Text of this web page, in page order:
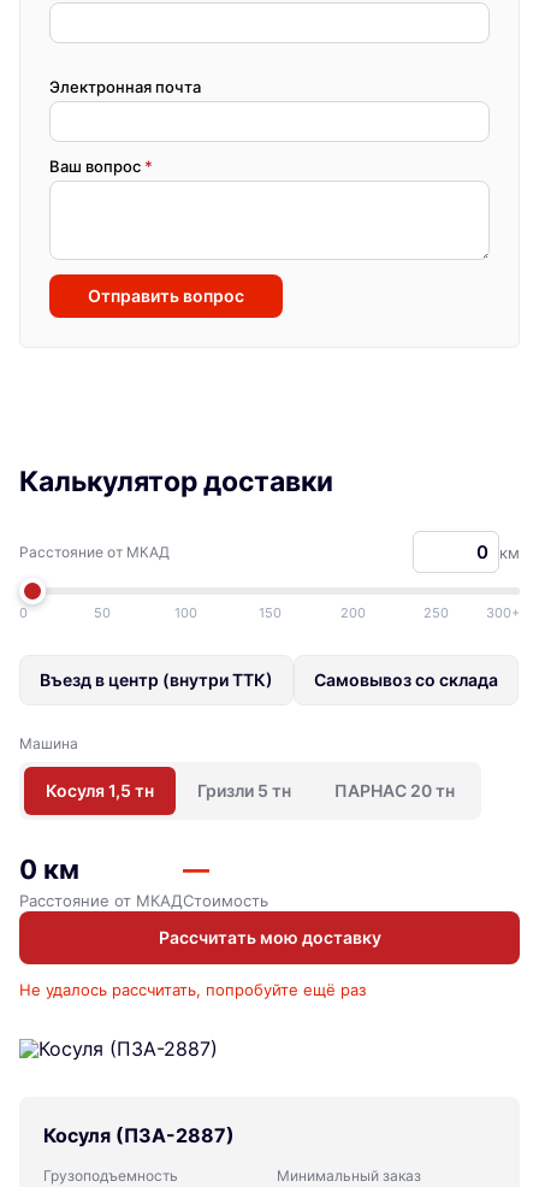
Электронная почта
Ваш вопрос *
Отправить вопрос
Калькулятор доставки
Расстояние от МКАД км
0 50 100 150 200 250 300+
Въезд в центр (внутри ТТК) Самовывоз со склада
Машина
Косуля 1,5 тн Гризли 5 тн ПАРНАС 20 тн
0 км
Расстояние от МКАД
—
Стоимость
Рассчитать мою доставку
Не удалось рассчитать, попробуйте ещё раз
Косуля (ПЗА-2887)
Грузоподъемность Минимальный заказ